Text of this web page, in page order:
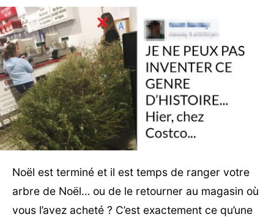
Noël est terminé et il est temps de ranger votre
arbre de Noël… ou de le retourner au magasin où
vous l’avez acheté ? C’est exactement ce qu’une